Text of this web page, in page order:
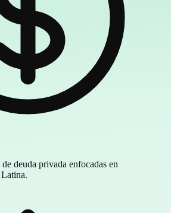
deuda privada enfocadas en